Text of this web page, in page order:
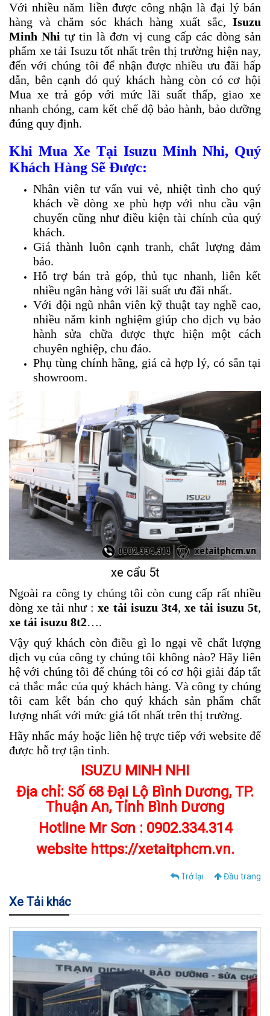
Với nhiều năm liền được công nhận là đại lý bán
hàng và chăm sóc khách hàng xuất sắc, Isuzu
Minh Nhi tự tin là đơn vị cung cấp các dòng sản
phẩm xe tải Isuzu tốt nhất trên thị trường hiện nay,
đến với chúng tôi để nhận được nhiều ưu đãi hấp
dẫn, bên cạnh đó quý khách hàng còn có cơ hội
Mua xe trả góp với mức lãi suất thấp, giao xe
nhanh chóng, cam kết chế độ bảo hành, bảo dưỡng
đúng quy định.
Khi Mua Xe Tại Isuzu Minh Nhi, Quý
Khách Hàng Sẽ Được:
Nhân viên tư vấn vui vẻ, nhiệt tình cho quý
khách về dòng xe phù hợp với nhu cầu vận
chuyển cũng như điều kiện tài chính của quý
khách.
Giá thành luôn cạnh tranh, chất lượng đảm
bảo.
Hỗ trợ bán trả góp, thủ tục nhanh, liên kết
nhiều ngân hàng với lãi suất ưu đãi nhất.
Với đội ngũ nhân viên kỹ thuật tay nghề cao,
nhiều năm kinh nghiệm giúp cho dịch vụ bảo
hành sửa chữa được thực hiện một cách
chuyên nghiệp, chu đáo.
Phụ tùng chính hãng, giá cả hợp lý, có sẵn tại
showroom.
xe cẩu 5t
Ngoài ra công ty chúng tôi còn cung cấp rất nhiều
dòng xe tải như :xe tải isuzu 3t4, xe tải isuzu 5t,
xe tải isuzu 8t2….
Vậy quý khách còn điều gì lo ngại về chất lượng
dịch vụ của công ty chúng tôi không nào? Hãy liên
hệ với chúng tôi để chúng tôi có cơ hội giải đáp tất
cả thắc mắc của quý khách hàng. Và công ty chúng
tôi cam kết bán cho quý khách sản phẩm chất
lượng nhất với mức giá tốt nhất trên thị trường.
Hãy nhấc máy hoặc liên hệ trực tiếp với website để
được hỗ trợ tận tình.
ISUZU MINH NHI
Địa chỉ: Số 68 Đại Lộ Bình Dương, TP.
Thuận An, Tỉnh Bình Dương
Hotline Mr Sơn : 0902.334.314
website https://xetaitphcm.vn.
Trở lại Đầu trang
Xe Tải khác